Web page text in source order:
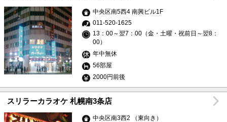
中央区南5西4 南興ビル1F
011-520-1625
13：00～翌7：00（金・土曜・祝前日～翌8：
00）
年中無休
56部屋
2000円前後
スリラーカラオケ 札幌南3条店
中央区南3西2 （東向き）